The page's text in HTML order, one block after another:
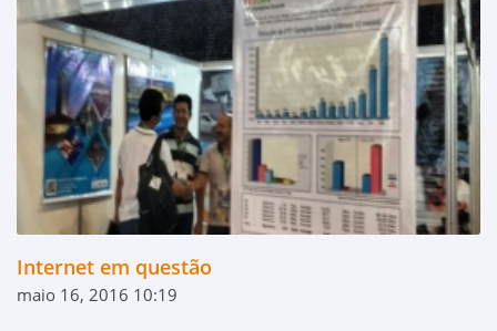
Internet em questão
maio 16, 2016 10:19